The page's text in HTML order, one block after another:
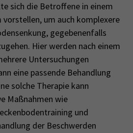
sich die Betroffene in einem
um auch komplexere
gegebenenfalls
Hier werden nach einem
Untersuchungen
eine passende Behandlung
solche Therapie kann
Maßnahmen wie
und
der Beschwerden